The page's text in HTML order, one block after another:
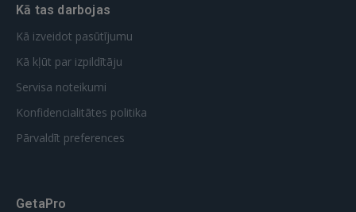
Kā tas darbojas
Kā izveidot pasūtījumu
Kā kļūt par izpildītāju
Servisa noteikumi
Konfidencialitātes politika
Pārvaldīt preferences
GetaPro